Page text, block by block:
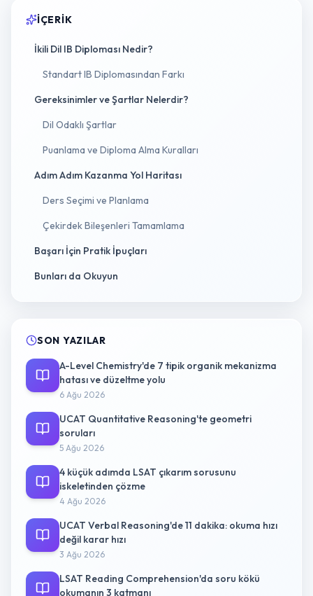
İÇERIK
İkili Dil IB Diploması Nedir?
Standart IB Diplomasından Farkı
Gereksinimler ve Şartlar Nelerdir?
Dil Odaklı Şartlar
Puanlama ve Diploma Alma Kuralları
Adım Adım Kazanma Yol Haritası
Ders Seçimi ve Planlama
Çekirdek Bileşenleri Tamamlama
Başarı İçin Pratik İpuçları
Bunları da Okuyun
SON YAZILAR
A-Level Chemistry'de 7 tipik organik mekanizma
hatası ve düzeltme yolu
6 Ağu 2026
UCAT Quantitative Reasoning'te geometri
soruları
5 Ağu 2026
4 küçük adımda LSAT çıkarım sorusunu
iskeletinden çözme
4 Ağu 2026
UCAT Verbal Reasoning'de 11 dakika: okuma hızı
değil karar hızı
3 Ağu 2026
LSAT Reading Comprehension'da soru kökü
okumanın 3 katmanı